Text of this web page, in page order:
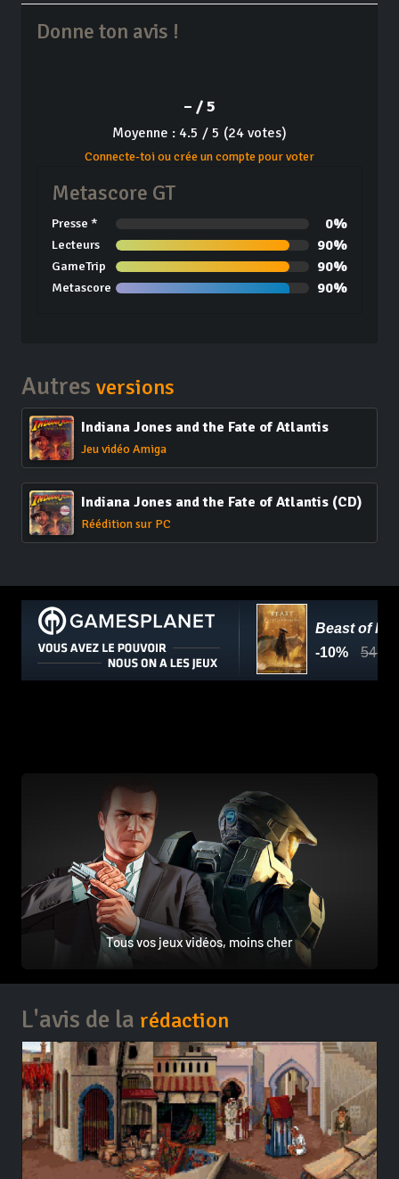
Donne ton avis !
– / 5
Moyenne : 4.5 / 5 (24 votes)
Connecte-toi ou crée un compte pour voter
Metascore GT
Presse * 0%
Lecteurs 90%
GameTrip 90%
Metascore 90%
Autres versions
Indiana Jones and the Fate of Atlantis
Jeu vidéo Amiga
Indiana Jones and the Fate of Atlantis (CD)
Réédition sur PC
Tous vos jeux vidéos, moins cher
L'avis de la rédaction